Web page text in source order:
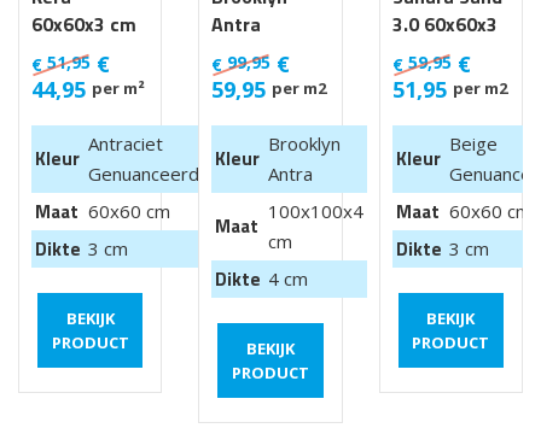
60x60x3 cm
Luik
€ 51,95 €
44,95 per m²
Kleur
Antraciet
Genuanceerd
Maat 60x60 cm
Dikte 3 cm
BEKIJK
PRODUCT
Antra
100x100x4
cm van €
99,95 m2
€ 99,95 €
59,95 per m2
Kleur
Brooklyn
Antra
Maat
100x100x4
cm
Dikte 4 cm
BEKIJK
PRODUCT
3.0 60x60x3
cm
€59,95 €
51,95 per m2
Kleur
Beige
Maat 60x60 cm
Dikte 3 cm
BEKIJK
PRODUCT